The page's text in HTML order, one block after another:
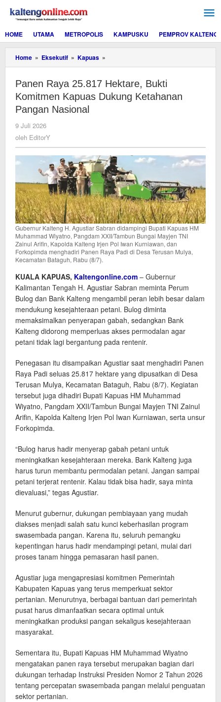
konten
HOME
UTAMA METROPOLIS KAMPUSKU PEMPROV KALTENG
Home » Eksekutif » Kapuas »
Raya
Hektare,
Bukti
Komitmen
Nasional
Panen Raya 25.817 Hektare, Bukti
Komitmen Kapuas Dukung Ketahanan
Pangan Nasional
9 Juli 2026
oleh EditorY
Gubernur Kalteng H. Agustiar Sabran didampingi Bupati Kapuas HM
Muhammad Wiyatno, Pangdam XXII/Tambun Bungai Mayjen TNI
Zainul Arifin, Kapolda Kalteng Irjen Pol Iwan Kurniawan, dan
Forkopimda menghadiri Panen Raya Padi di Desa Terusan Mulya,
Kecamatan Bataguh, Rabu (8/7).
KUALA KAPUAS, Kaltengonline.com – Gubernur
Kalimantan Tengah H. Agustiar Sabran meminta Perum
Bulog dan Bank Kalteng mengambil peran lebih besar dalam
mendukung kesejahteraan petani. Bulog diminta
memaksimalkan penyerapan gabah, sedangkan Bank
Kalteng didorong memperluas akses permodalan agar
petani tidak lagi bergantung pada rentenir.
Penegasan itu disampaikan Agustiar saat menghadiri Panen
Raya Padi seluas 25.817 hektare yang dipusatkan di Desa
Terusan Mulya, Kecamatan Bataguh, Rabu (8/7). Kegiatan
tersebut juga dihadiri Bupati Kapuas HM Muhammad
Wiyatno, Pangdam XXII/Tambun Bungai Mayjen TNI Zainul
Arifin, Kapolda Kalteng Irjen Pol Iwan Kurniawan, serta unsur
Forkopimda.
“Bulog harus hadir menyerap gabah petani untuk
meningkatkan kesejahteraan mereka. Bank Kalteng juga
harus turun membantu permodalan petani. Jangan sampai
petani terjerat rentenir. Kalau tidak bisa hadir, saya minta
dievaluasi,” tegas Agustiar.
Menurut gubernur, dukungan pembiayaan yang mudah
diakses menjadi salah satu kunci keberhasilan program
swasembada pangan. Karena itu, seluruh pemangku
kepentingan harus hadir mendampingi petani, mulai dari
proses tanam hingga pemasaran hasil panen.
Agustiar juga mengapresiasi komitmen Pemerintah
Kabupaten Kapuas yang terus memperkuat sektor
pertanian. Menurutnya, berbagai bantuan dari pemerintah
pusat harus dimanfaatkan secara optimal untuk
meningkatkan produksi pangan sekaligus kesejahteraan
masyarakat.
Sementara itu, Bupati Kapuas HM Muhammad Wiyatno
mengatakan panen raya tersebut merupakan bagian dari
dukungan terhadap Instruksi Presiden Nomor 2 Tahun 2026
tentang percepatan swasembada pangan melalui penguatan
sektor pertanian.